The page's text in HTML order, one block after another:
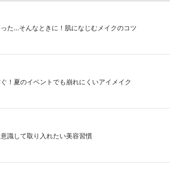
た...そんなときに！肌になじむメイクのコツ
！夏のイベントでも崩れにくいアイメイク
識して取り入れたい美容習慣